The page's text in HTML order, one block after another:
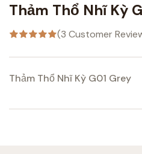
Thảm Thổ Nhĩ Kỳ
(3 Customer
Thảm Thổ Nhĩ Kỳ G01 Grey